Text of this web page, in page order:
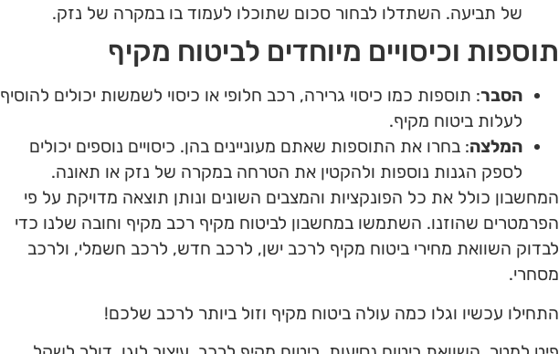
של תביעה. השתדלו לבחור סכום שתוכלו לעמוד בו במקרה של נזק.
תוספות וכיסויים מיוחדים לביטוח מקיף
הסבר: תוספות כמו כיסוי גרירה, רכב חלופי או כיסוי לשמשות יכולים להוסיף
לעלות ביטוח מקיף.
המלצה: בחרו את התוספות שאתם מעוניינים בהן. כיסויים נוספים יכולים
לספק הגנות נוספות ולהקטין את הטרחה במקרה של נזק או תאונה.
המחשבון כולל את כל הפונקציות והמצבים השונים ונותן תוצאה מדויקת על פי
הפרמטרים שהוזנו. השתמשו במחשבון לביטוח מקיף רכב מקיף וחובה שלנו כדי
לבדוק השוואת מחירי ביטוח מקיף לרכב ישן, לרכב חדש, לרכב חשמלי, ולרכב
מסחרי.
התחילו עכשיו וגלו כמה עולה ביטוח מקיף וזול ביותר לרכב שלכם!